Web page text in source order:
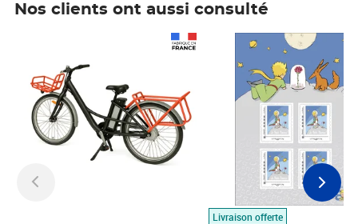
Nos clients ont aussi consulté
Livraison offerte
Prix 7,50€